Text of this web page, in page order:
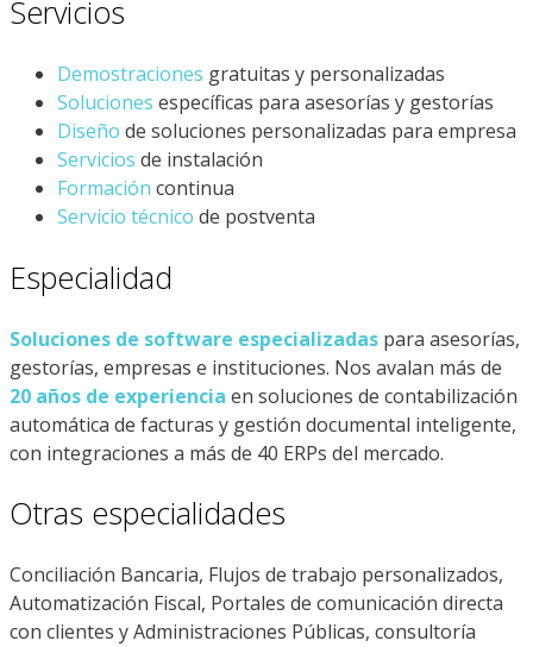
Servicios
Demostraciones gratuitas y personalizadas
Soluciones específicas para asesorías y gestorías
Diseño de soluciones personalizadas para empresa
Servicios de instalación
Formación continua
Servicio técnico de postventa
Especialidad
Soluciones de software especializadas para asesorías,
gestorías, empresas e instituciones. Nos avalan más de
20 años de experiencia en soluciones de contabilización
automática de facturas y gestión documental inteligente,
con integraciones a más de 40 ERPs del mercado.
Otras especialidades
Conciliación Bancaria, Flujos de trabajo personalizados,
Automatización Fiscal, Portales de comunicación directa
con clientes y Administraciones Públicas, consultoría